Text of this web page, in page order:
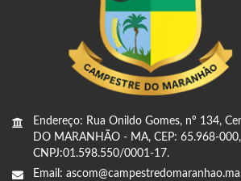
Endereço: Rua Onildo Gomes, nº 134,
DO MARANHÃO - MA, CEP: 65.968-000,
CNPJ:01.598.550/0001-17.
Email: